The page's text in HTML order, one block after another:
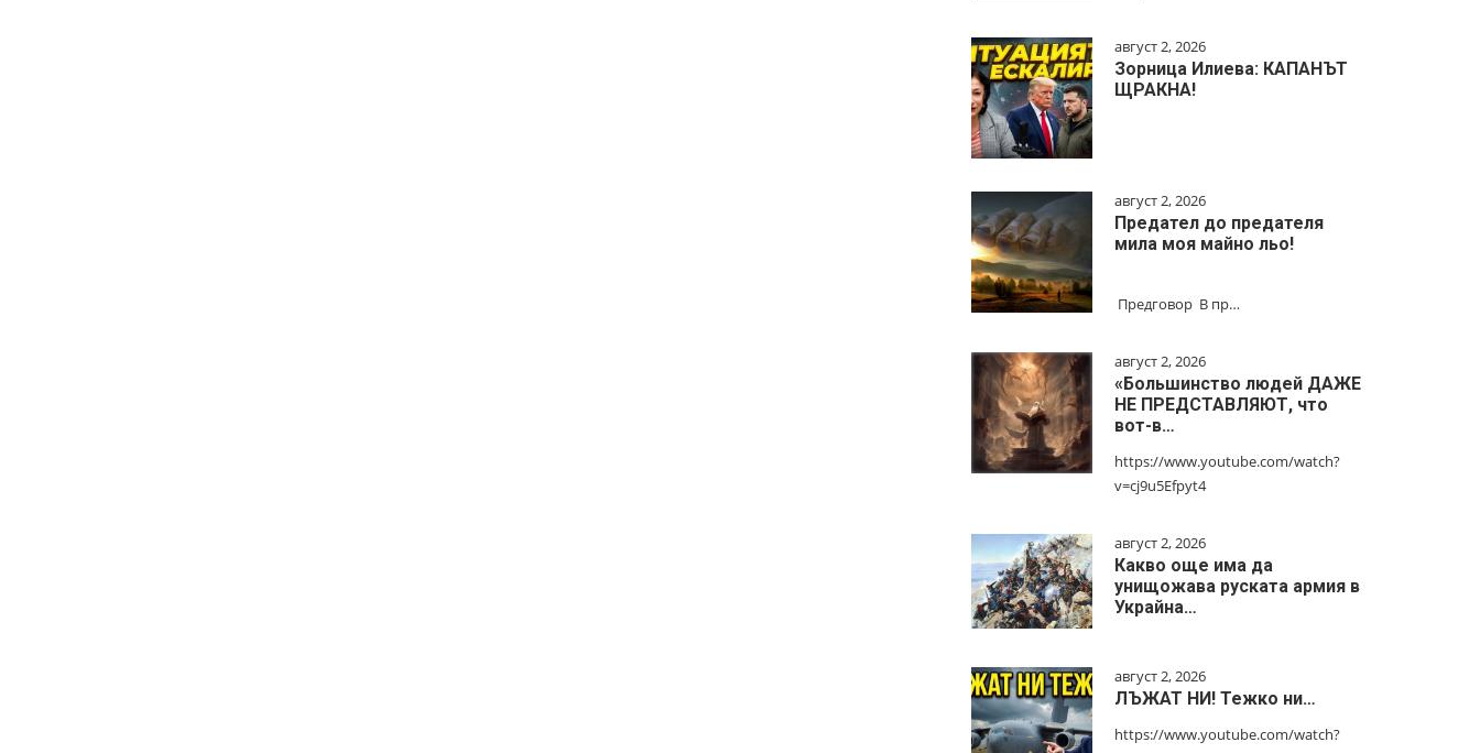
август 2, 2026
Зорница Илиева: КАПАНЪТ
ЩРАКНА!
август 2, 2026
Предател до предателя
мила моя майно льо!
Предговор В пр…
август 2, 2026
«Большинство людей ДАЖЕ
НЕ ПРЕДСТАВЛЯЮТ, что
вот-в…
https://www.youtube.com/watch?
v=cj9u5Efpyt4
август 2, 2026
Какво още има да
унищожава руската армия в
Украйна…
август 2, 2026
ЛЪЖАТ НИ! Тежко ни…
https://www.youtube.com/watch?